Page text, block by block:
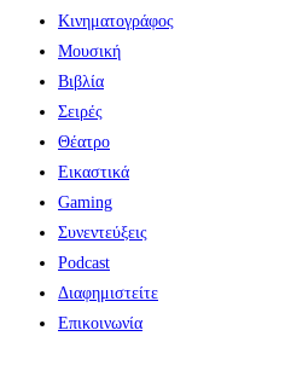
Κινηματογράφος
Μουσική
Βιβλία
Σειρές
Θέατρο
Εικαστικά
Gaming
Συνεντεύξεις
Podcast
Διαφημιστείτε
Επικοινωνία